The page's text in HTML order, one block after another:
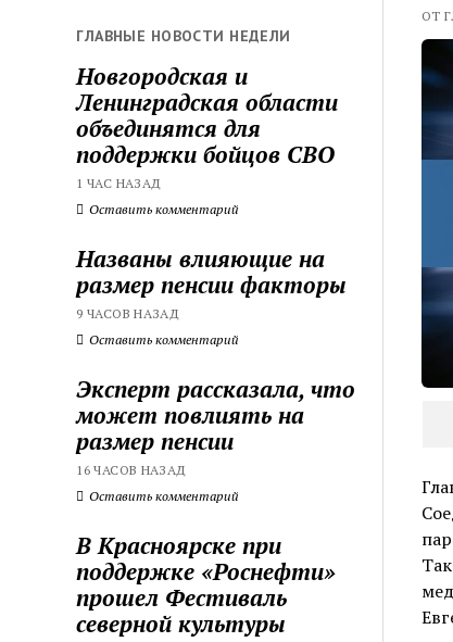
ГЛАВНЫЕ НОВОСТИ НЕДЕЛИ
Новгородская и
Ленинградская области
объединятся для
поддержки бойцов СВО
1 ЧАС НАЗАД
Оставить комментарий
Названы влияющие на
размер пенсии факторы
9 ЧАСОВ НАЗАД
Оставить комментарий
Эксперт рассказала, что
может повлиять на
размер пенсии
16 ЧАСОВ НАЗАД
Оставить комментарий
В Красноярске при
поддержке «Роснефти»
прошел Фестиваль
северной культуры
ОТ